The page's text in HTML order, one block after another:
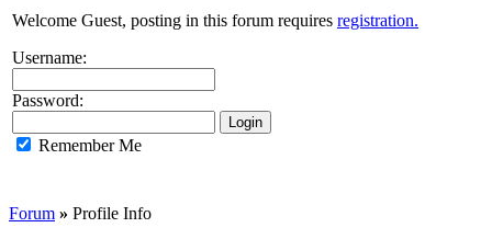
Welcome Guest, posting in this forum requires registration.
Username:
Password:
Remember Me
Forum » Profile Info